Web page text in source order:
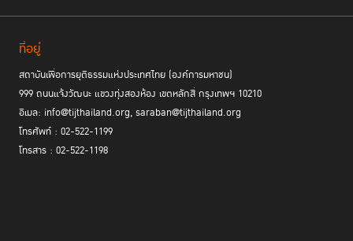
ที่อยู่
สถาบันเพื่อการยุติธรรมแห่งประเทศไทย (องค์การมหาชน)
999 ถนนแจ้งวัฒนะ แขวงทุ่งสองห้อง เขตหลักสี่ กรุงเทพฯ 10210
อีเมล: info@tijthailand.org, saraban@tijthailand.org
โทรศัพท์ : 02-522-1199
โทรสาร : 02-522-1198